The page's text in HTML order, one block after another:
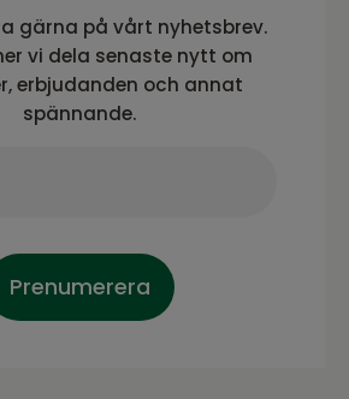
gärna på vårt nyhetsbrev.
vi dela senaste nytt om
erbjudanden och annat
spännande.
Prenumerera